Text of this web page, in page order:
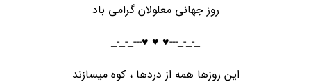
روز جهانی معلولان گرامی باد
_-_-_---♥️ ♥️ ♥️---_-_-_
این روزها همه از دردها ، کوه میسازند